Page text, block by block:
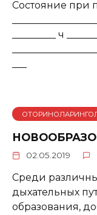
Состояние при
_________ ч
02.05.2019
Среди
дыхательных
образования,